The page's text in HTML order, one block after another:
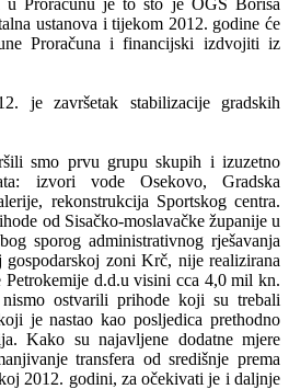
ustanova i tijekom 2012. godine će
Proračuna i financijski izdvojiti iz
je završetak stabilizacije gradskih
smo prvu grupu skupih i izuzetno
izvori vode Osekovo, Gradska
rekonstrukcija Sportskog centra.
od Sisačko-moslavačke županije u
sporog administrativnog rješavanja
zoni Krč, nije realizirana
Petrokemije d.d.u visini cca 4,0 mil kn.
ostvarili prihode koji su trebali
je nastao kao posljedica prethodno
Kako su najavljene dodatne mjere
transfera od središnje prema
2012. godini, za očekivati je i daljnje